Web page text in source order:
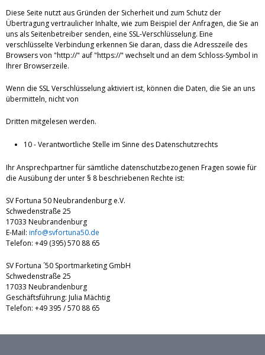
Diese Seite nutzt aus Gründen der Sicherheit und zum Schutz der
Übertragung vertraulicher Inhalte, wie zum Beispiel der Anfragen, die Sie an
uns als Seitenbetreiber senden, eine SSL-Verschlüsselung. Eine
verschlüsselte Verbindung erkennen Sie daran, dass die Adresszeile des
Browsers von "http://" auf "https://" wechselt und an dem Schloss-Symbol in
Ihrer Browserzeile.
Wenn die SSL Verschlüsselung aktiviert ist, können die Daten, die Sie an uns
übermitteln, nicht von
Dritten mitgelesen werden.
10 - Verantwortliche Stelle im Sinne des Datenschutzrechts
Ihr Ansprechpartner für sämtliche datenschutzbezogenen Fragen sowie für
die Ausübung der unter § 8 beschriebenen Rechte ist:
SV Fortuna 50 Neubrandenburg e.V.
Schwedenstraße 25
17033 Neubrandenburg
E-Mail: info@svfortuna50.de
Telefon: +49 (395) 570 88 65
SV Fortuna ´50 Sportmarketing GmbH
Schwedenstraße 25
17033 Neubrandenburg
Geschäftsführung: Julia Mächtig
Telefon: +49 395 / 570 88 65